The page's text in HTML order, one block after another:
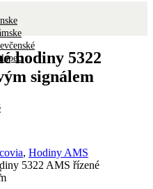
hodiny 5322
signálem
, Hodiny AMS
5322 AMS řízené